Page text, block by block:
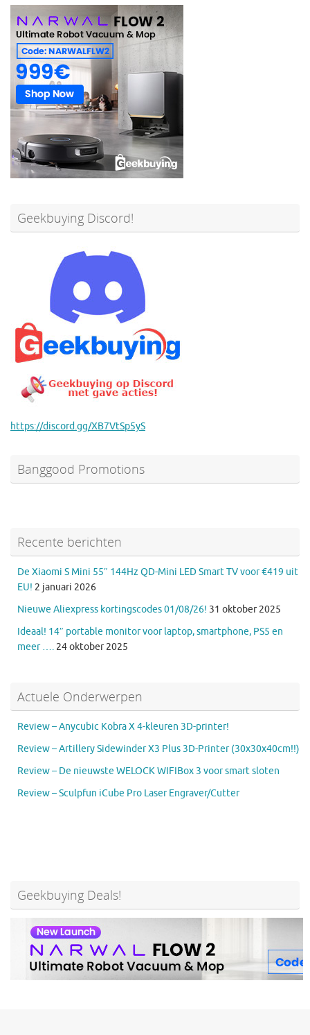
Geekbuying Discord!
https://discord.gg/XB7VtSp5yS
Banggood Promotions
Recente berichten
De Xiaomi S Mini 55″ 144Hz QD-Mini LED Smart TV voor €419 uit
EU! 2 januari 2026
Nieuwe Aliexpress kortingscodes 01/08/26! 31 oktober 2025
Ideaal! 14″ portable monitor voor laptop, smartphone, PS5 en
meer …. 24 oktober 2025
Actuele Onderwerpen
Review – Anycubic Kobra X 4-kleuren 3D-printer!
Review – Artillery Sidewinder X3 Plus 3D-Printer (30x30x40cm!!)
Review – De nieuwste WELOCK WIFIBox 3 voor smart sloten
Review – Sculpfun iCube Pro Laser Engraver/Cutter
Geekbuying Deals!